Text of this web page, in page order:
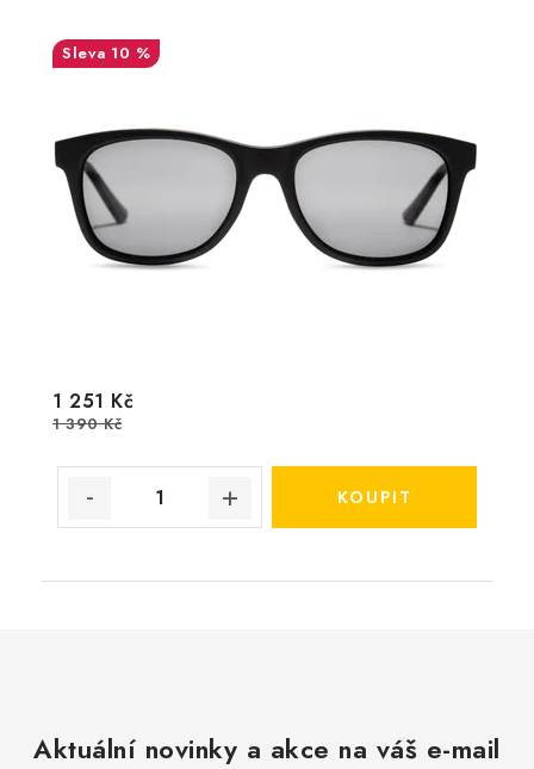
10 %
1 251 Kč
1 390 Kč
Aktuální novinky a akce na váš e-mail